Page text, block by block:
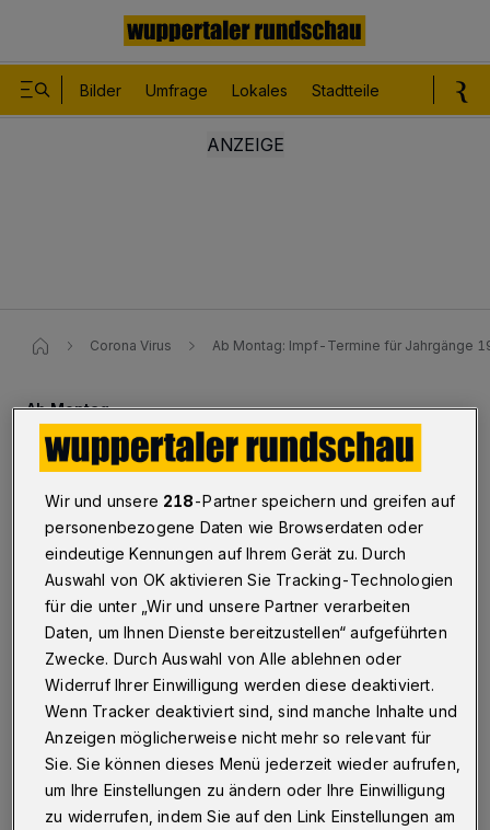
Bilder Umfrage Lokales Stadtteile
Corona Virus Ab Montag: Impf-Termine für Jahrgänge
Ab Montag
Impf-Termine für Jahrgänge
1946 und 1947 buchbar
Wuppertal· Nachdem am Freitag (16. Apri 2021) die
Buchungs-Freigabe für die Corona-Schutzimpfungen
der Jahrgänge 1944 und 1945 erfolgt ist, können ab
Montag (19. April 2021) um 8 Uhr auch Bürgerinnen
und Bürger der Jahrgänge 1946 und 1947 einen
Termin vereinbaren.
16.04.2021 , 10:38 Uhr
Wir und unsere 218-Partner speichern und greifen auf
personenbezogene Daten wie Browserdaten oder
eindeutige Kennungen auf Ihrem Gerät zu. Durch
Auswahl von OK aktivieren Sie Tracking-Technologien
für die unter „Wir und unsere Partner verarbeiten
Daten, um Ihnen Dienste bereitzustellen“ aufgeführten
Zwecke. Durch Auswahl von Alle ablehnen oder
Widerruf Ihrer Einwilligung werden diese deaktiviert.
Wenn Tracker deaktiviert sind, sind manche Inhalte und
Anzeigen möglicherweise nicht mehr so relevant für
Sie. Sie können dieses Menü jederzeit wieder aufrufen,
um Ihre Einstellungen zu ändern oder Ihre Einwilligung
zu widerrufen, indem Sie auf den Link Einstellungen am